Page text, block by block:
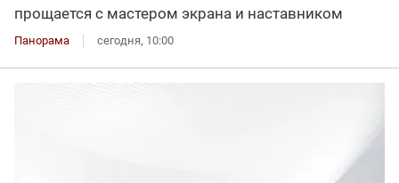
прощается с мастером экрана и наставником
Панорама сегодня, 10:00